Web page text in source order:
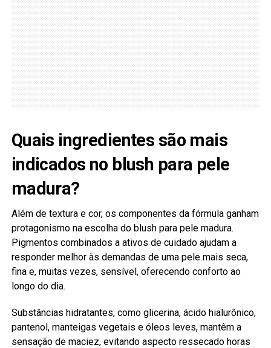
Quais ingredientes são mais
indicados no blush para pele
madura?
Além de textura e cor, os componentes da fórmula ganham
protagonismo na escolha do blush para pele madura.
Pigmentos combinados a ativos de cuidado ajudam a
responder melhor às demandas de uma pele mais seca,
fina e, muitas vezes, sensível, oferecendo conforto ao
longo do dia.
Substâncias hidratantes, como glicerina, ácido hialurônico,
pantenol, manteigas vegetais e óleos leves, mantêm a
sensação de maciez, evitando aspecto ressecado horas